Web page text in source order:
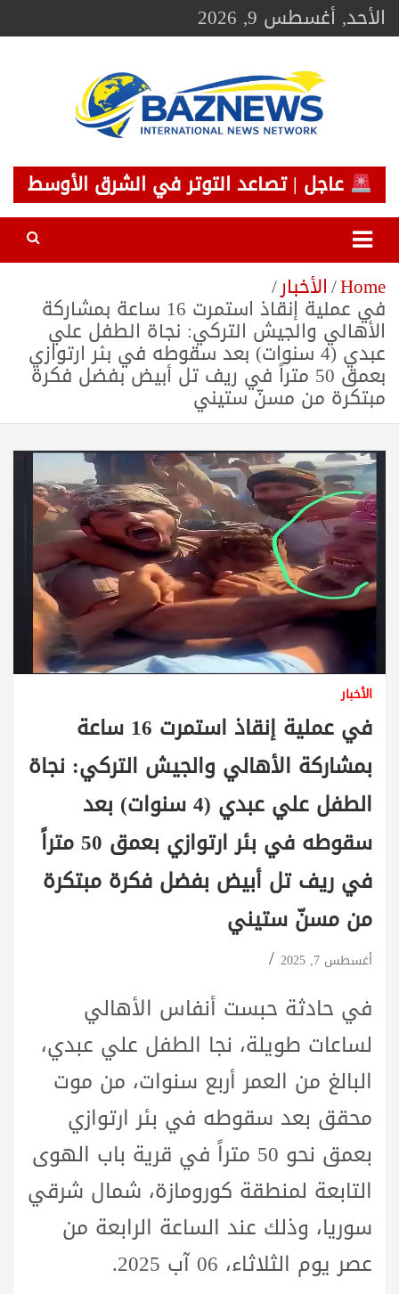
Skip
toالأحد, أغسطس 9, 2026
BAZNEWS
شبكة باز الإخبارية
عاجل | تصاعد التوتر في الشرق الأوسط
Home الأخبار
في عملية إنقاذ استمرت 16 ساعة بمشاركة
الأهالي والجيش التركي: نجاة الطفل علي
عبدي (4 سنوات) بعد سقوطه في بئر ارتوازي
بعمق 50 متراً في ريف تل أبيض بفضل فكرة
مبتكرة من مسنّ ستيني
الأخبار
في عملية إنقاذ استمرت 16 ساعة
بمشاركة الأهالي والجيش التركي: نجاة
الطفل علي عبدي (4 سنوات) بعد
سقوطه في بئر ارتوازي بعمق 50 متراً
في ريف تل أبيض بفضل فكرة مبتكرة
من مسنّ ستيني
أغسطس 7, 2025
في حادثة حبست أنفاس الأهالي
لساعات طويلة، نجا الطفل علي عبدي،
البالغ من العمر أربع سنوات، من موت
محقق بعد سقوطه في بئر ارتوازي
بعمق نحو 50 متراً في قرية باب الهوى
التابعة لمنطقة كورومازة، شمال شرقي
سوريا، وذلك عند الساعة الرابعة من
عصر يوم الثلاثاء، 06 آب 2025.